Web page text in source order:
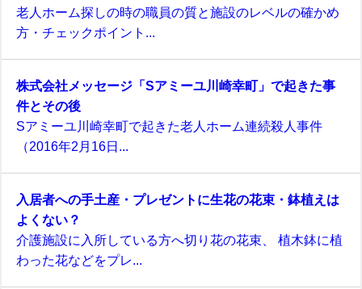
老人ホーム探しの時の職員の質と施設のレベルの確かめ
方・チェックポイント...
株式会社メッセージ「Sアミーユ川崎幸町」で起きた事
件とその後
Sアミーユ川崎幸町で起きた老人ホーム連続殺人事件
（2016年2月16日...
入居者への手土産・プレゼントに生花の花束・鉢植えは
よくない？
介護施設に入所している方へ切り花の花束、 植木鉢に植
わった花などをプレ...